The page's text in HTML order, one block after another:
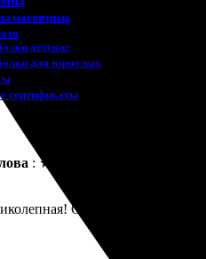
магнитные
детские
для взрослых
сертификаты
с доставкой. Очень
цвета, четкие изображения.
: ★
Открытки